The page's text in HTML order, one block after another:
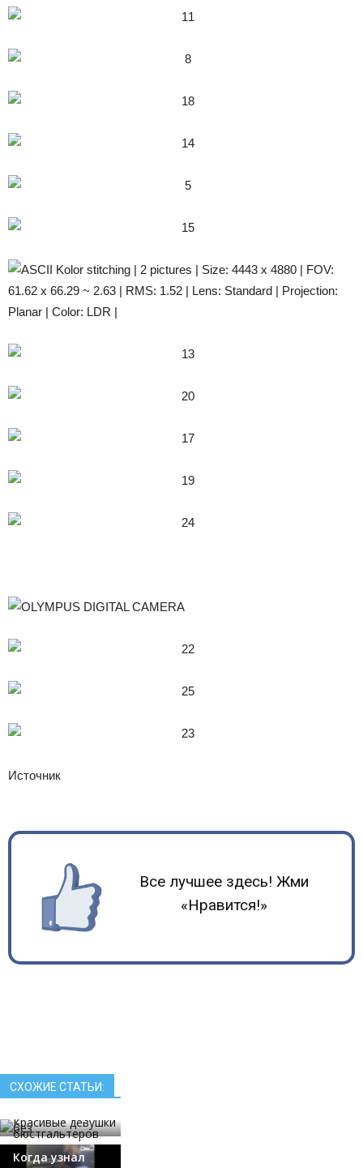
Источник
Все лучшее здесь! Жми
«Нравится!»
СХОЖИЕ СТАТЬИ:
Красивые
девушки без
Когда узнал